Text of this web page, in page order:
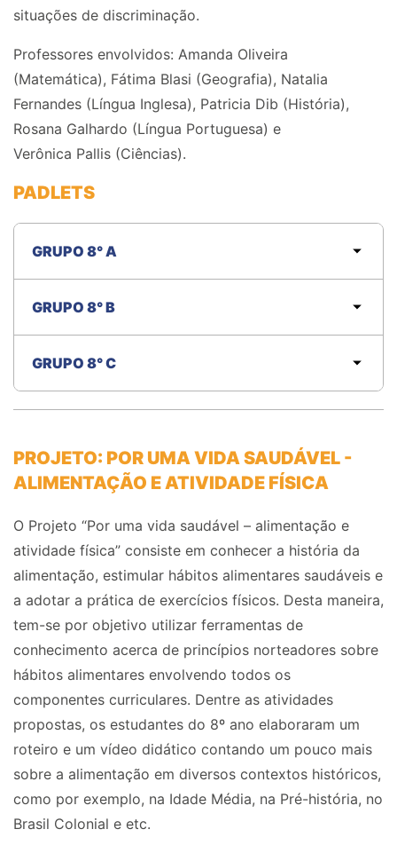
situações de discriminação.
Professores envolvidos: Amanda Oliveira
(Matemática), Fátima Blasi (Geografia), Natalia
Fernandes (Língua Inglesa), Patricia Dib (História),
Rosana Galhardo (Língua Portuguesa) e
Verônica Pallis (Ciências).
PADLETS
GRUPO 8° A
GRUPO 8° B
GRUPO 8° C
PROJETO: POR UMA VIDA SAUDÁVEL -
ALIMENTAÇÃO E ATIVIDADE FÍSICA
O Projeto “Por uma vida saudável – alimentação e
atividade física” consiste em conhecer a história da
alimentação, estimular hábitos alimentares saudáveis e
a adotar a prática de exercícios físicos. Desta maneira,
tem-se por objetivo utilizar ferramentas de
conhecimento acerca de princípios norteadores sobre
hábitos alimentares envolvendo todos os
componentes curriculares. Dentre as atividades
propostas, os estudantes do 8º ano elaboraram um
roteiro e um vídeo didático contando um pouco mais
sobre a alimentação em diversos contextos históricos,
como por exemplo, na Idade Média, na Pré-história, no
Brasil Colonial e etc.